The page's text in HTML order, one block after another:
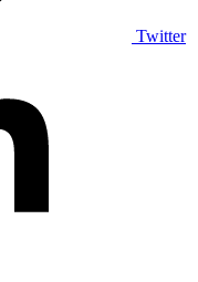
Twitter